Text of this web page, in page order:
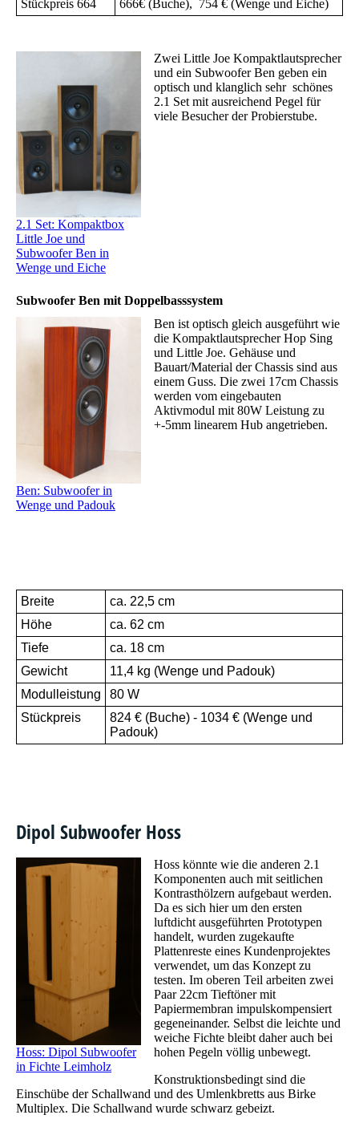
Stückpreis 664 666€ (Buche), 754 € (Wenge und Eiche)
2.1 Set: Kompaktbox
Little Joe und
Subwoofer Ben in
Wenge und Eiche
Zwei Little Joe Kompaktlautsprecher
und ein Subwoofer Ben geben ein
optisch und klanglich sehr schönes
2.1 Set mit ausreichend Pegel für
viele Besucher der Probierstube.
Subwoofer Ben mit Doppelbasssystem
Ben: Subwoofer in
Wenge und Padouk
Ben ist optisch gleich ausgeführt wie
die Kompaktlautsprecher Hop Sing
und Little Joe. Gehäuse und
Bauart/Material der Chassis sind aus
einem Guss. Die zwei 17cm Chassis
werden vom eingebauten
Aktivmodul mit 80W Leistung zu
+-5mm linearem Hub angetrieben.
Breite
ca. 22,5 cm
Höhe
ca. 62 cm
Tiefe
ca. 18 cm
Gewicht
11,4 kg (Wenge und Padouk)
Modulleistung
80 W
Stückpreis
824 € (Buche) - 1034 € (Wenge und
Padouk)
Dipol Subwoofer Hoss
Hoss: Dipol Subwoofer
in Fichte Leimholz
Hoss könnte wie die anderen 2.1
Komponenten auch mit seitlichen
Kontrasthölzern aufgebaut werden.
Da es sich hier um den ersten
luftdicht ausgeführten Prototypen
handelt, wurden zugekaufte
Plattenreste eines Kundenprojektes
verwendet, um das Konzept zu
testen. Im oberen Teil arbeiten zwei
Paar 22cm Tieftöner mit
Papiermembran impulskompensiert
gegeneinander. Selbst die leichte und
weiche Fichte bleibt daher auch bei
hohen Pegeln völlig unbewegt.
Konstruktionsbedingt sind die
Einschübe der Schallwand und des Umlenkbretts aus Birke
Multiplex. Die Schallwand wurde schwarz gebeizt.